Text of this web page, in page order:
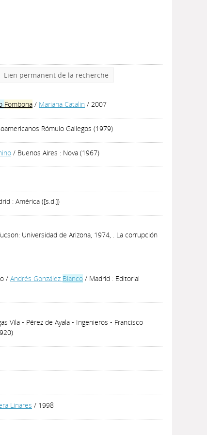
Lien permanent de la recherche
Fombona / Mariana Catalin / 2007
Rómulo Gallegos (1979)
/ Buenos Aires : Nova (1967)
: América ([s.d.])
Universidad de Arizona, 1974, . La corrupción
/ Andrés González Blanco / Madrid : Editorial
Vila - Pérez de Ayala - Ingenieros - Francisco
Linares / 1998